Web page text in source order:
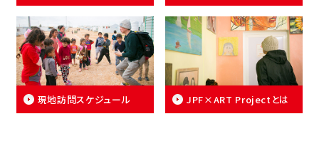
現地訪問スケジュール JPF×ART Projectとは